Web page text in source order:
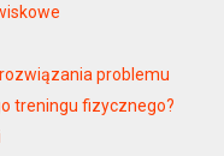
problemu
treningu fizycznego?